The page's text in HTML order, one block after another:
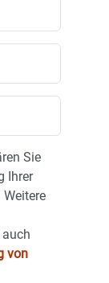
Sie
Ihrer
auch
von